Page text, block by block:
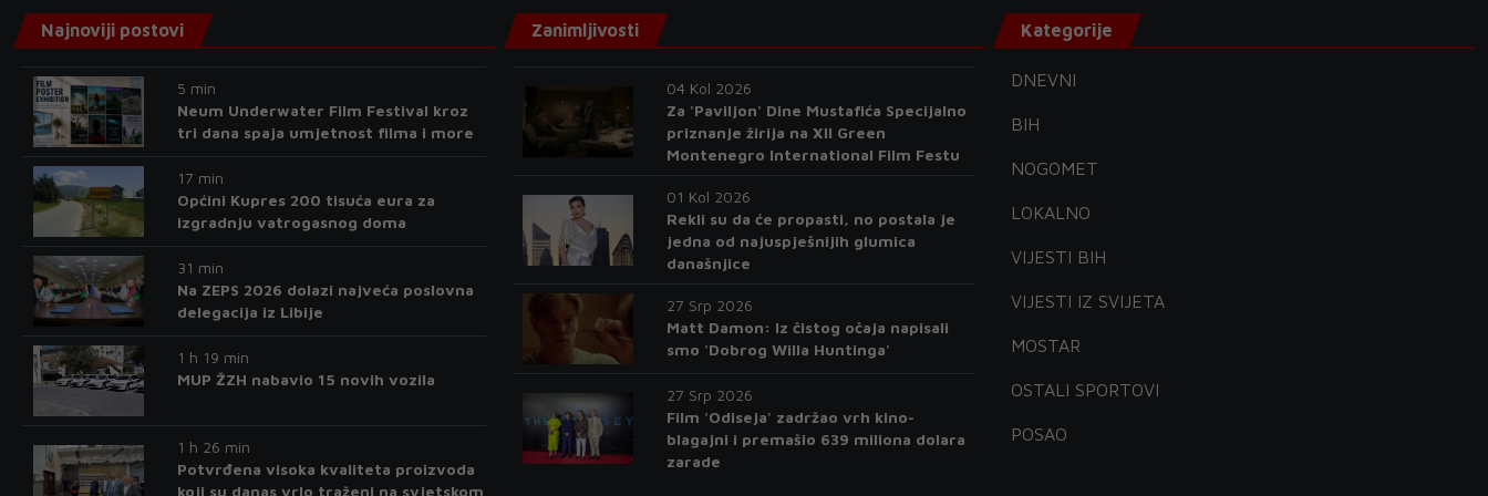
Najnoviji postovi
5 min
Neum Underwater Film Festival kroz
tri dana spaja umjetnost filma i more
17 min
Općini Kupres 200 tisuća eura za
izgradnju vatrogasnog doma
31 min
Na ZEPS 2026 dolazi najveća poslovna
delegacija iz Libije
1 h 19 min
MUP ŽZH nabavio 15 novih vozila
1 h 26 min
Potvrđena visoka kvaliteta proizvoda
koji su danas vrlo traženi na svjetskom
Zanimljivosti
04 Kol 2026
Za 'Paviljon' Dine Mustafića Specijalno
priznanje žirija na XII Green
Montenegro International Film Festu
01 Kol 2026
Rekli su da će propasti, no postala je
jedna od najuspješnijih glumica
današnjice
27 Srp 2026
Matt Damon: Iz čistog očaja napisali
smo 'Dobrog Willa Huntinga'
27 Srp 2026
Film 'Odiseja' zadržao vrh kino-
blagajni i premašio 639 miliona dolara
zarade
Kategorije
DNEVNI
BIH
NOGOMET
LOKALNO
VIJESTI BIH
VIJESTI IZ SVIJETA
MOSTAR
OSTALI SPORTOVI
POSAO